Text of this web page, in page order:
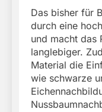
Das bisher für
durch eine
und macht das
langlebiger.
Material die
wie schwarze